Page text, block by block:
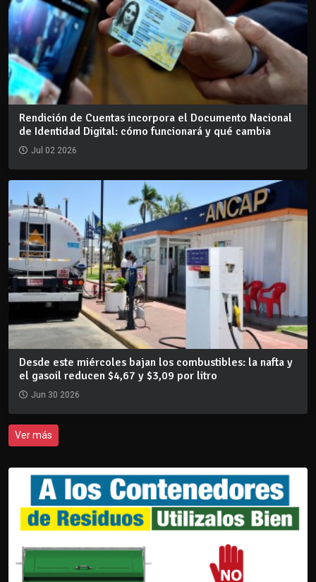
Rendición de Cuentas incorpora el Documento Nacional
de Identidad Digital: cómo funcionará y qué cambia
Jul 02 2026
Desde este miércoles bajan los combustibles: la nafta y
el gasoil reducen $4,67 y $3,09 por litro
Jun 30 2026
Ver más